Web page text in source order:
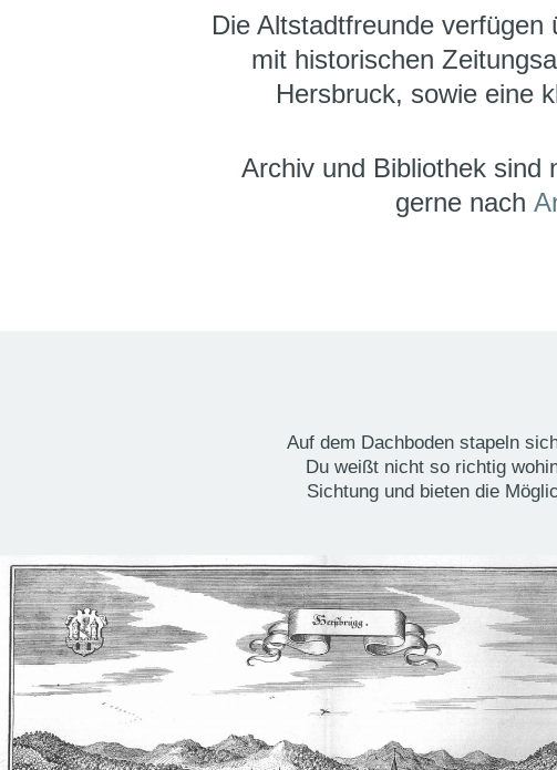
Die Altstadtfreunde
mit historischen
Hersbruck, sowie eine
Archiv und Bibliothek sind
gerne nach
Auf dem Dachboden stapeln
Du weißt nicht so richtig
Sichtung und bieten die